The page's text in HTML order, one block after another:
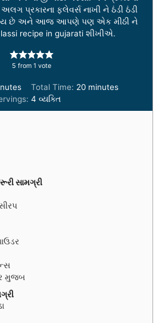
પ્રકારના ફ્લેવર્સ નાખી ને ઠંડી ઠંડી
છે અને આજ આપણે પણ એક મીઠી ને
lassi recipe in gujarati શીખીએ.
5 from 1 vote
Total Time: 20m
n
minutes
4 વ્યક્તિ
સામગ્રી
મુજબ